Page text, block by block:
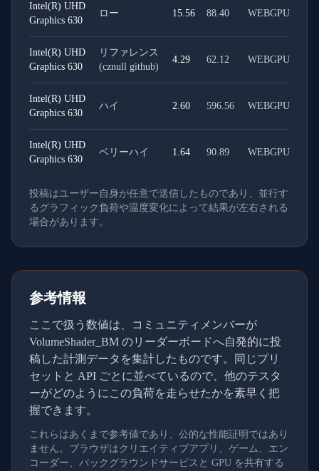
Intel(R) UHD
Graphics 630
ロー 15.56 88.40 WEBGPU
Intel(R) UHD
Graphics 630
リファレンス
(cznull github)
4.29 62.12 WEBGPU
Intel(R) UHD
Graphics 630
ハイ 2.60 596.56 WEBGPU
Intel(R) UHD
Graphics 630
ベリーハイ 1.64 90.89 WEBGPU
投稿はユーザー自身が任意で送信したものであり、並行す
るグラフィック負荷や温度変化によって結果が左右される
場合があります。
参考情報
ここで扱う数値は、コミュニティメンバーが
VolumeShader_BM のリーダーボードへ自発的に投
稿した計測データを集計したものです。同じプリ
セットと API ごとに並べているので、他のテスタ
ーがどのようにこの負荷を走らせたかを素早く把
握できます。
これらはあくまで参考値であり、公的な性能証明ではあり
ません。ブラウザはクリエイティブアプリ、ゲーム、エン
コーダー、バックグラウンドサービスと GPU を共有する